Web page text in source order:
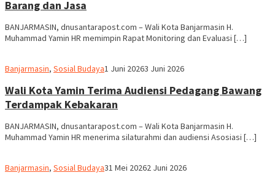
Barang dan Jasa
BANJARMASIN, dnusantarapost.com – Wali Kota Banjarmasin H.
Muhammad Yamin HR memimpin Rapat Monitoring dan Evaluasi […]
Banjarmasin, Sosial BudayaRedaksi
1 Juni 20263 Juni 2026
Wali Kota Yamin Terima Audiensi Pedagang Bawang
Terdampak Kebakaran
BANJARMASIN, dnusantarapost.com – Wali Kota Banjarmasin H.
Muhammad Yamin HR menerima silaturahmi dan audiensi Asosiasi […]
Banjarmasin, Sosial BudayaRedaksi
31 Mei 20262 Juni 2026